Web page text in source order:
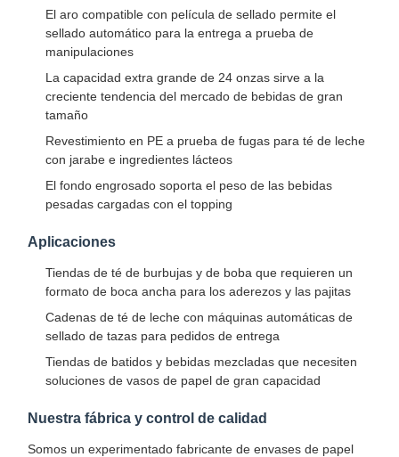
El aro compatible con película de sellado permite el
sellado automático para la entrega a prueba de
manipulaciones
La capacidad extra grande de 24 onzas sirve a la
creciente tendencia del mercado de bebidas de gran
tamaño
Revestimiento en PE a prueba de fugas para té de leche
con jarabe e ingredientes lácteos
El fondo engrosado soporta el peso de las bebidas
pesadas cargadas con el topping
Aplicaciones
Tiendas de té de burbujas y de boba que requieren un
formato de boca ancha para los aderezos y las pajitas
Cadenas de té de leche con máquinas automáticas de
sellado de tazas para pedidos de entrega
Tiendas de batidos y bebidas mezcladas que necesiten
soluciones de vasos de papel de gran capacidad
Nuestra fábrica y control de calidad
Somos un experimentado fabricante de envases de papel